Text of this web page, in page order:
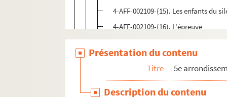
4-AFF-002109-(15). Les enfants du
4-AFF-002109-(16). L'épreuve
4-AFF-002109-(17). L'étourdi
4-AFF-002109-(18). Fantasio
4-AFF-002109-(19). Festival
4-AFF-002109-(20). Fra Sylvère ou
Présentation du contenu
Titre 5e
Description du contenu